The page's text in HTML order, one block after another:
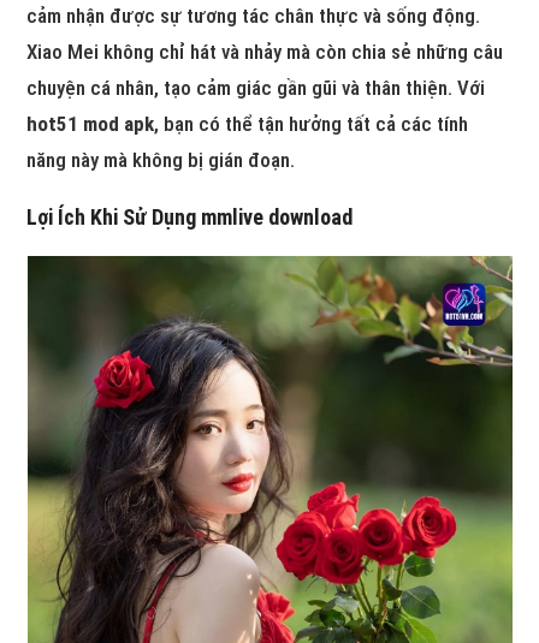
cảm nhận được sự tương tác chân thực và sống động.
Xiao Mei không chỉ hát và nhảy mà còn chia sẻ những câu
chuyện cá nhân, tạo cảm giác gần gũi và thân thiện. Với
hot51 mod apk, bạn có thể tận hưởng tất cả các tính
năng này mà không bị gián đoạn.
Lợi Ích Khi Sử Dụng mmlive download